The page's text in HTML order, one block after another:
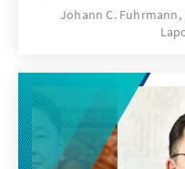
Battulga
bekleidet. Der
Wahlen mit nur
abgegebenen
dem dritten Platz.
regierende
Johann C. Fuhrmann,